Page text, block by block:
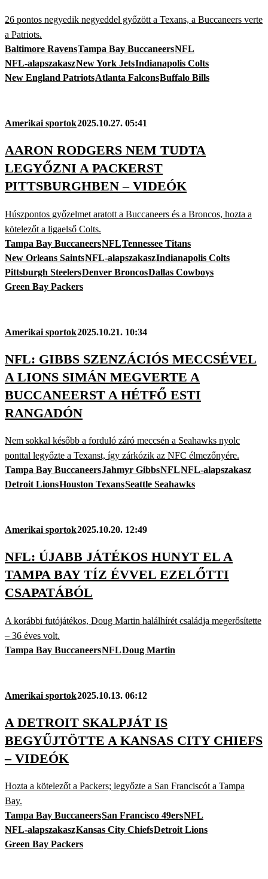
26 pontos negyedik negyeddel győzött a Texans, a Buccaneers verte
a Patriots.
Baltimore RavensTampa Bay BuccaneersNFL
NFL-alapszakaszNew York JetsIndianapolis Colts
New England PatriotsAtlanta FalconsBuffalo Bills
Amerikai sportok2025.10.27. 05:41
AARON RODGERS NEM TUDTA
LEGYŐZNI A PACKERST
PITTSBURGHBEN – VIDEÓK
Húszpontos győzelmet aratott a Buccaneers és a Broncos, hozta a
kötelezőt a ligaelső Colts.
Tampa Bay BuccaneersNFLTennessee Titans
New Orleans SaintsNFL-alapszakaszIndianapolis Colts
Pittsburgh SteelersDenver BroncosDallas Cowboys
Green Bay Packers
Amerikai sportok2025.10.21. 10:34
NFL: GIBBS SZENZÁCIÓS MECCSÉVEL
A LIONS SIMÁN MEGVERTE A
BUCCANEERST A HÉTFŐ ESTI
RANGADÓN
Nem sokkal később a forduló záró meccsén a Seahawks nyolc
ponttal legyőzte a Texanst, így zárkózik az NFC élmezőnyére.
Tampa Bay BuccaneersJahmyr GibbsNFLNFL-alapszakasz
Detroit LionsHouston TexansSeattle Seahawks
Amerikai sportok2025.10.20. 12:49
NFL: ÚJABB JÁTÉKOS HUNYT EL A
TAMPA BAY TÍZ ÉVVEL EZELŐTTI
CSAPATÁBÓL
A korábbi futójátékos, Doug Martin halálhírét családja megerősítette
– 36 éves volt.
Tampa Bay BuccaneersNFLDoug Martin
Amerikai sportok2025.10.13. 06:12
A DETROIT SKALPJÁT IS
BEGYŰJTÖTTE A KANSAS CITY CHIEFS
– VIDEÓK
Hozta a kötelezőt a Packers; legyőzte a San Franciscót a Tampa
Bay.
Tampa Bay BuccaneersSan Francisco 49ersNFL
NFL-alapszakaszKansas City ChiefsDetroit Lions
Green Bay Packers